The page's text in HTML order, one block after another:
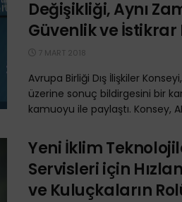
Değişikliği, Aynı
Güvenlik ve
7 MART 2018
Avrupa Birliği Dış İlişkiler
üzerine sonuç bildirgesini bir
kamuoyu ile paylaştı. Konsey,
Yeni İklim
Servisleri için
ve Kuluçkaların